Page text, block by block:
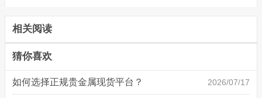
相关阅读
猜你喜欢
如何选择正规贵金属现货平台？ 2026/07/17